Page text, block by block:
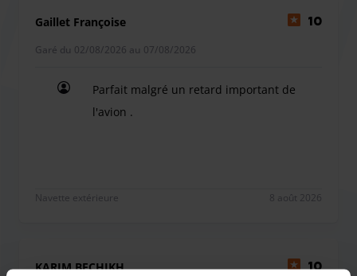
Gaillet Françoise 10
Garé du 02/08/2026 au 07/08/2026
Parfait malgré un retard important de
l'avion .
Navette extérieure 8 août 2026
KARIM BECHIKH 10